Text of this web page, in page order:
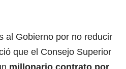
al Gobierno por no reducir
que el Consejo Superior
millonario contrato por